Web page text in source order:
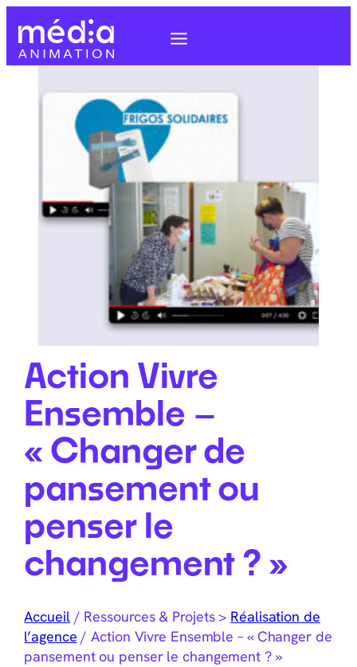
Action Vivre
Ensemble –
« Changer de
pansement ou
penser le
changement ? »
Accueil/ Ressources & Projets > Réalisation de
l’agence /Action Vivre Ensemble – « Changer de
pansement ou penser le changement ? »